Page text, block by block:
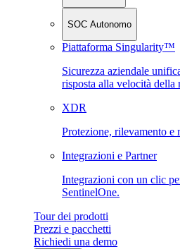
SOC Autonomo
Piattaforma Singularity™
Sicurezza aziendale
risposta alla velocità della
XDR
Protezione, rilevamento e
Integrazioni e Partner
Integrazioni con un clic
SentinelOne.
Tour dei prodotti
Prezzi e pacchetti
Richiedi una demo